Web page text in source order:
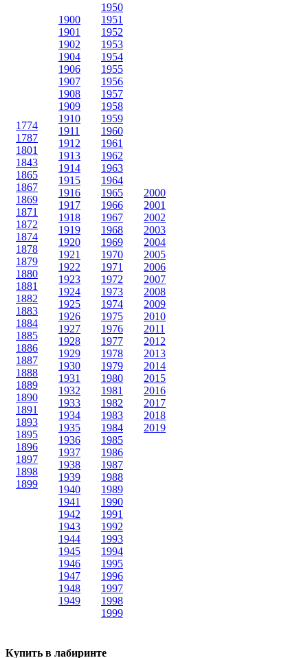
1774
1787
1801
1843
1865
1867
1869
1871
1872
1874
1878
1879
1880
1881
1882
1883
1884
1885
1886
1887
1888
1889
1890
1891
1893
1895
1896
1897
1898
1899
1900
1901
1902
1904
1906
1907
1908
1909
1910
1911
1912
1913
1914
1915
1916
1917
1918
1919
1920
1921
1922
1923
1924
1925
1926
1927
1928
1929
1930
1931
1932
1933
1934
1935
1936
1937
1938
1939
1940
1941
1942
1943
1944
1945
1946
1947
1948
1949
1950
1951
1952
1953
1954
1955
1956
1957
1958
1959
1960
1961
1962
1963
1964
1965
1966
1967
1968
1969
1970
1971
1972
1973
1974
1975
1976
1977
1978
1979
1980
1981
1982
1983
1984
1985
1986
1987
1988
1989
1990
1991
1992
1993
1994
1995
1996
1997
1998
1999
2000
2001
2002
2003
2004
2005
2006
2007
2008
2009
2010
2011
2012
2013
2014
2015
2016
2017
2018
2019
Купить в лабиринте